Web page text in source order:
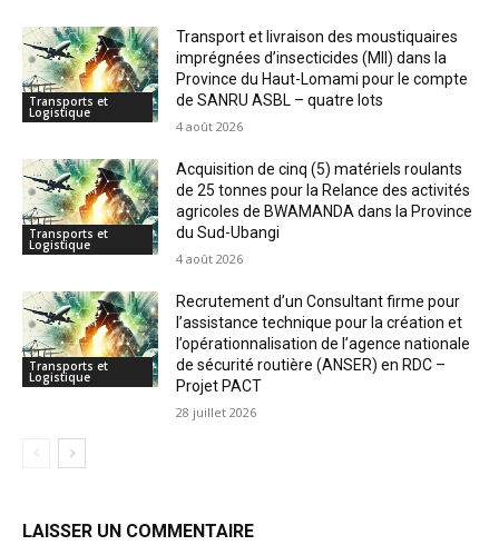
Transports et
Logistique
Transport et livraison des moustiquaires
imprégnées d’insecticides (MII) dans la
Province du Haut-Lomami pour le compte
de SANRU ASBL – quatre lots
4 août 2026
Transports et
Logistique
Acquisition de cinq (5) matériels roulants
de 25 tonnes pour la Relance des activités
agricoles de BWAMANDA dans la Province
du Sud-Ubangi
4 août 2026
Transports et
Logistique
Recrutement d’un Consultant firme pour
l’assistance technique pour la création et
l’opérationnalisation de l’agence nationale
de sécurité routière (ANSER) en RDC –
Projet PACT
28 juillet 2026
LAISSER UN COMMENTAIRE